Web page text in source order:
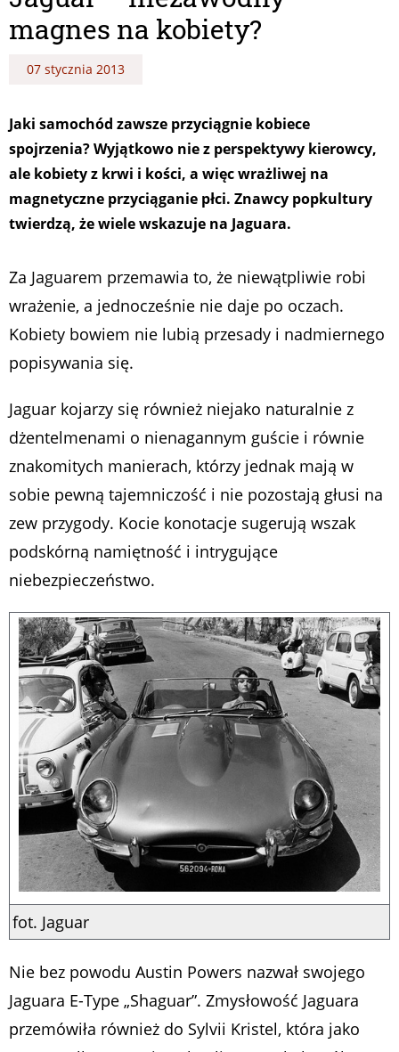
magnes na kobiety?
07 stycznia 2013
Jaki samochód zawsze przyciągnie kobiece
spojrzenia? Wyjątkowo nie z perspektywy kierowcy,
ale kobiety z krwi i kości, a więc wrażliwej na
magnetyczne przyciąganie płci. Znawcy popkultury
twierdzą, że wiele wskazuje na Jaguara.
Za Jaguarem przemawia to, że niewątpliwie robi
wrażenie, a jednocześnie nie daje po oczach.
Kobiety bowiem nie lubią przesady i nadmiernego
popisywania się.
Jaguar kojarzy się również niejako naturalnie z
dżentelmenami o nienagannym guście i równie
znakomitych manierach, którzy jednak mają w
sobie pewną tajemniczość i nie pozostają głusi na
zew przygody. Kocie konotacje sugerują wszak
podskórną namiętność i intrygujące
niebezpieczeństwo.
fot. Jaguar
Nie bez powodu Austin Powers nazwał swojego
Jaguara E-Type „Shaguar”. Zmysłowość Jaguara
przemówiła również do Sylvii Kristel, która jako